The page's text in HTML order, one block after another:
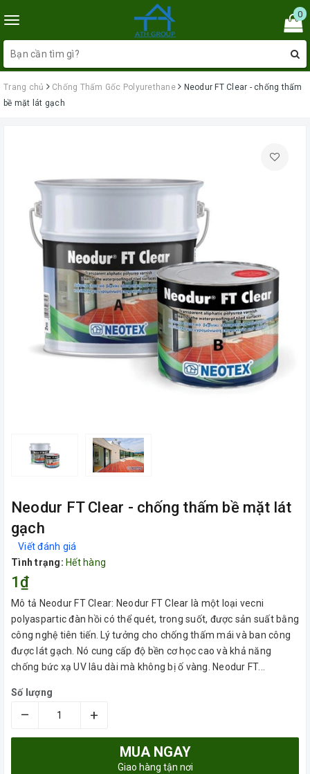
Toggle
navigation
0
Trang chủ Chống Thấm Gốc Polyurethane
Neodur FT Clear - chống thấm
bề mặt lát gạch
Neodur FT Clear - chống thấm bề mặt lát
gạch
Viết đánh giá
Tình trạng: Hết hàng
1₫
Mô tả Neodur FT Clear: Neodur FT Clear là một loại vecni
polyaspartic đàn hồi có thể quét, trong suốt, được sản suất bằng
công nghệ tiên tiến. Lý tưởng cho chống thấm mái và ban công
được lát gạch. Nó cung cấp độ bền cơ học cao và khả năng
chống bức xạ UV lâu dài mà không bị ố vàng. Neodur FT...
Số lượng
– +
MUA NGAY
Giao hàng tận nơi